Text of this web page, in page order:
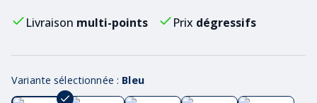
Livraison multi-points Prix dégressifs
Variante sélectionnée : Bleu